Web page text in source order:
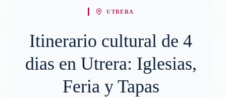
UTRERA
Itinerario cultural de 4
dias en Utrera: Iglesias,
Feria y Tapas